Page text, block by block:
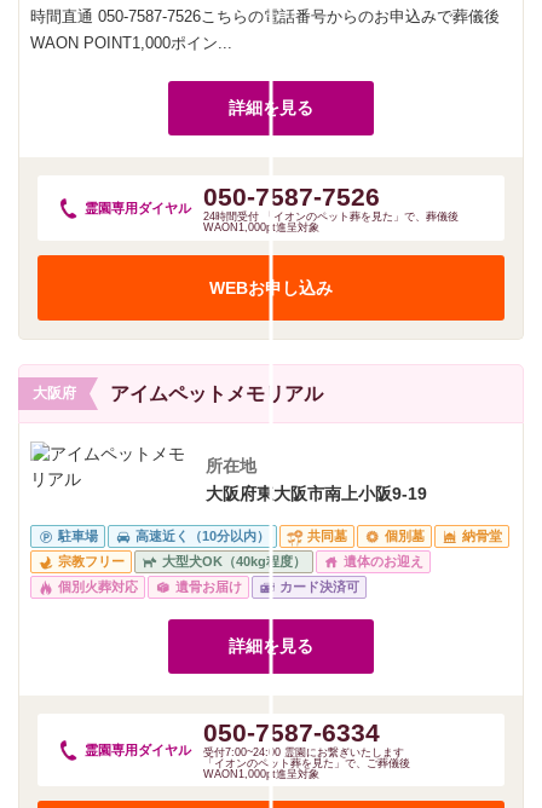
時間直通 050-7587-7526こちらの電話番号からのお申込みで葬儀後
WAON POINT1,000ポイン...
詳細を見る
霊園専用 ダイヤル 050-7587-7526
24時間受付 「イオンのペット葬を見た」で、葬儀後
WAON1,000pt進呈対象
WEBお申し込み
大阪府 アイムペットメモリアル
所在地
大阪府東大阪市南上小阪9-19
駐車場 高速近く（10分以内） 共同墓 個別墓
納骨堂
宗教フリー
大型犬OK（40kg程度）
遺体のお迎え
個別火葬対応
遺骨お届け カード決済可
詳細を見る
霊園専用 ダイヤル
050-7587-6334
受付7:00~24:00 霊園にお繋ぎいたします
「イオンのペット葬を見た」で、ご葬儀後
WAON1,000pt進呈対象